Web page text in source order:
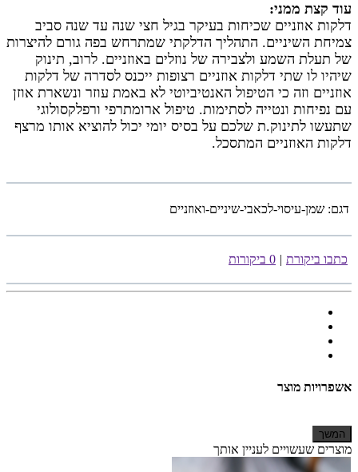
עוד קצת ממני:
דלקות אוזניים שכיחות בעיקר בגיל חצי שנה עד שנה סביב
צמיחת השיניים. התהליך הדלקתי שמתרחש בפה גורם להיצרות
של תעלת השמע ולצבירה של נוזלים באוזניים. לרוב, תינוק
שיהיו לו שתי דלקות אוזניים רצופות ייכנס לסדרה של דלקות
אוזניים וזה כי הטיפול האנטיביוטי לא באמת עוזר ונשארת אוזן
עם נפיחות ונטייה לסתימות. טיפול ארומתרפי ורפלקסולוגי
שתעשו לתינוק.ת שלכם על בסיס יומי יכול להוציא אותו מרצף
דלקות האוזניים המתסכל.
דגם: שמן-עיסוי-לכאבי-שיניים-ואוזניים
כתבו ביקורת | 0 ביקורות
אשפרויות מוצר
המשך
מוצרים שעשויים לעניין אותך